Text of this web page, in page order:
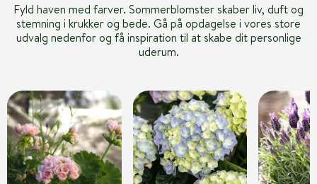
Fyld haven med farver. Sommerblomster skaber liv, duft og
stemning i krukker og bede. Gå på opdagelse i vores store
udvalg nedenfor og få inspiration til at skabe dit personlige
uderum.